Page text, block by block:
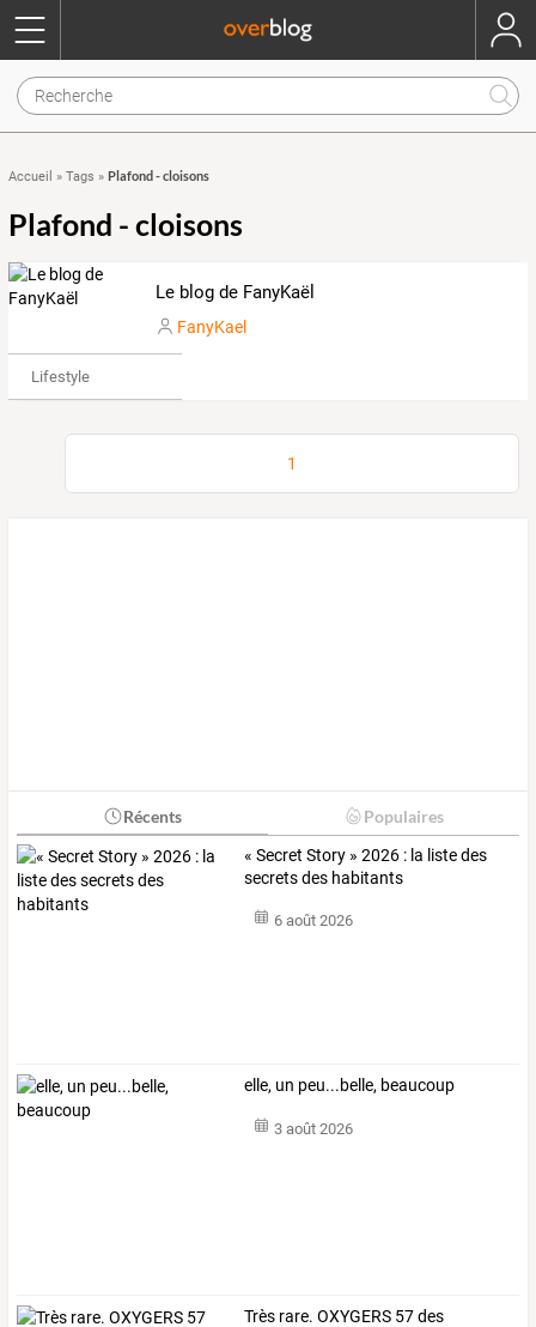
Accueil » Tags » Plafond - cloisons
Plafond - cloisons
Le blog de FanyKaël
FanyKael
Lifestyle
1
Récents Populaires
« Secret Story » 2026 : la liste des
secrets des habitants
6 août 2026
elle, un peu...belle, beaucoup
3 août 2026
Très rare. OXYGERS 57des